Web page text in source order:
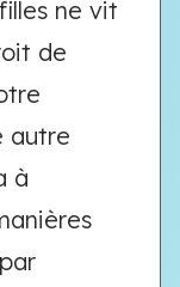
ne vit
de
autre
à